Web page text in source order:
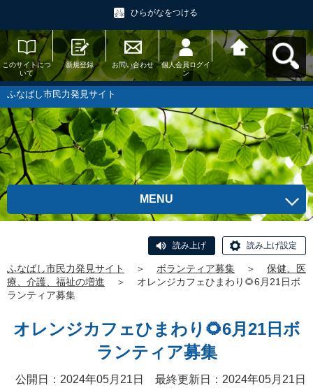
ひらがなをつける
このサイトにつ
いて
新規登録 お問い合わせ
個人会員ログイ
ン
ふなばし市民力
発見サイトへ戻
る
ふなばし市民力発見サイト
MENU
読み上げ 読み上げ設定
ふなばし市民力発見サイト ＞ ボランティア募集 ＞
保健、医
療、介護、福祉の増進
＞
オレンジカフェひまわり🌻6月21日ボ
ランティア募集
オレンジカフェひまわり🌻6月21日ボ
ランティア募集
公開日：2024年05月21日 最終更新日：2024年05月21日